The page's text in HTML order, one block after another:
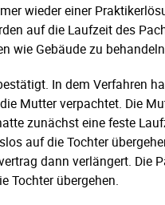
wieder einer
auf die Laufzeit des
wie Gebäude zu
In dem Verfahren
Mutter verpachtet. Die
zunächst eine feste
auf die Tochter
dann verlängert. Die
Tochter übergehen.